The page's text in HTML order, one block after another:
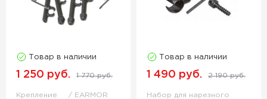
Товар в наличии
1 250 руб. 1 770 руб.
Крепление EARMOR
Товар в наличии
1 490 руб. 2 190 руб.
Набор для нарезного